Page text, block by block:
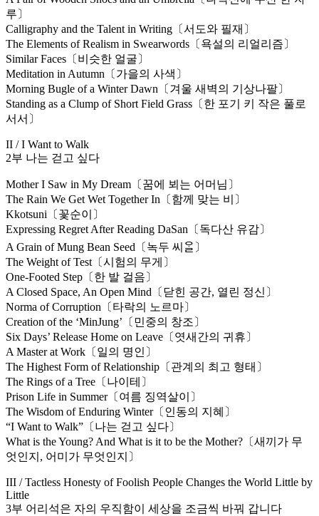
루〕
Calligraphy and the Talent in Writing〔서도와 필재〕
The Elements of Realism in Swearwords〔욕설의 리얼리즘〕
Similar Faces〔비슷한 얼굴〕
Meditation in Autumn〔가을의 사색〕
Morning Bugle of a Winter Dawn〔겨울 새벽의 기상나팔〕
Standing as a Clump of Short Field Grass〔한 포기 키 작은 풀로
서서〕
II / I Want to Walk
2부 나는 걷고 싶다
Mother I Saw in My Dream〔꿈에 뵈는 어머님〕
The Rain We Get Wet Together In〔함께 맞는 비〕
Kkotsuni〔꽃순이〕
Expressing Regret After Reading DaSan〔독다산 유감〕
A Grain of Mung Bean Seed〔녹두 씨ᄋᆞᆯ〕
The Weight of Test〔시험의 무게〕
One-Footed Step〔한 발 걸음〕
A Closed Space, An Open Mind〔닫힌 공간, 열린 정신〕
Norma of Corruption〔타락의 노르마〕
Creation of the ‘MinJung’〔민중의 창조〕
Six Days’ Release Home on Leave〔엿새간의 귀휴〕
A Master at Work〔일의 명인〕
The Highest Form of Relationship〔관계의 최고 형태〕
The Rings of a Tree〔나이테〕
Prison Life in Summer〔여름 징역살이〕
The Wisdom of Enduring Winter〔인동의 지혜〕
“I Want to Walk”〔나는 걷고 싶다〕
What is the Young? And What is it to be the Mother?〔새끼가 무
엇인지, 어미가 무엇인지〕
III / Tactless Honesty of Foolish People Changes the World Little by
Little
3부 어리석은 자의 우직함이 세상을 조금씩 바꿔 갑니다